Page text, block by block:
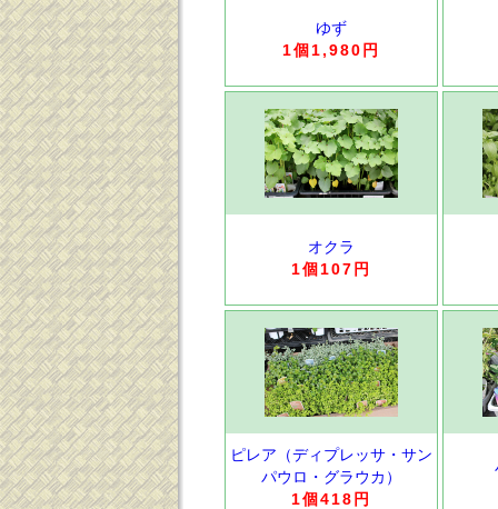
ゆず
1個1,980円
オクラ
1個107円
ピレア（ディプレッサ・サン
パウロ・グラウカ）
1個418円